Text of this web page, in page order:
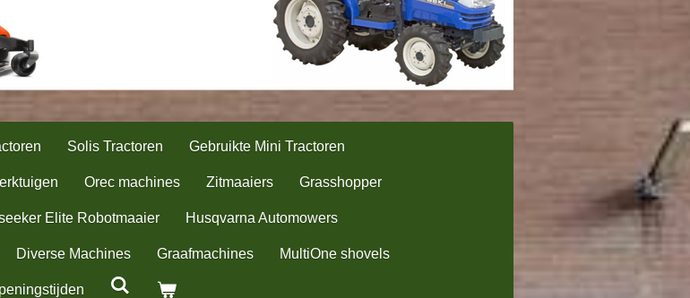
Solis Tractoren Gebruikte Mini Tractoren
Orec machines Zitmaaiers Grasshopper
Elite Robotmaaier Husqvarna Automowers
Diverse Machines Graafmachines MultiOne shovels